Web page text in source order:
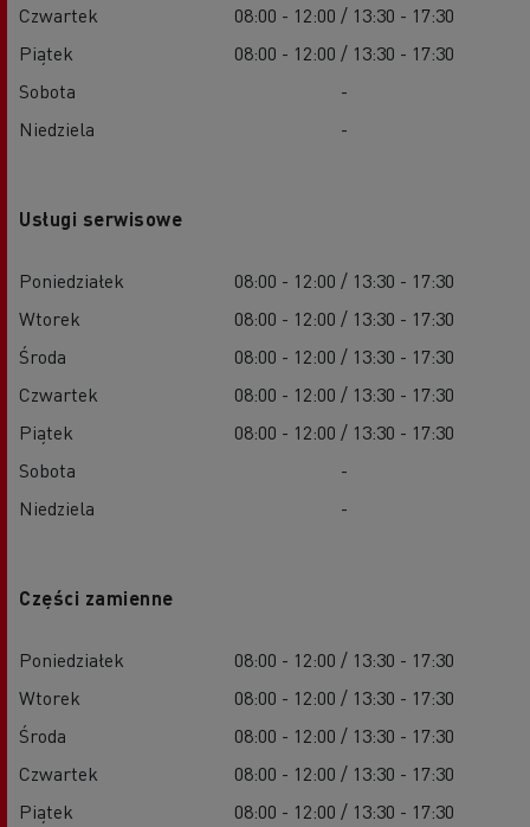
Czwartek
08:00 - 12:00 / 13:30 - 17:30
Piątek
08:00 - 12:00 / 13:30 - 17:30
Sobota
-
Niedziela
-
Usługi serwisowe
Poniedziałek
08:00 - 12:00 / 13:30 - 17:30
Wtorek
08:00 - 12:00 / 13:30 - 17:30
Środa
08:00 - 12:00 / 13:30 - 17:30
Czwartek
08:00 - 12:00 / 13:30 - 17:30
Piątek
08:00 - 12:00 / 13:30 - 17:30
Sobota
-
Niedziela
-
Części zamienne
Poniedziałek
08:00 - 12:00 / 13:30 - 17:30
Wtorek
08:00 - 12:00 / 13:30 - 17:30
Środa
08:00 - 12:00 / 13:30 - 17:30
Czwartek
08:00 - 12:00 / 13:30 - 17:30
Piątek
08:00 - 12:00 / 13:30 - 17:30